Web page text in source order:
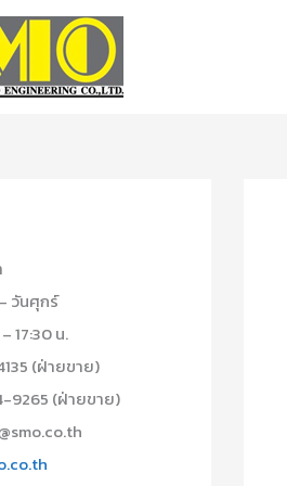
วันศุกร์
17:30 น.
(ฝ่ายขาย)
9265 (ฝ่ายขาย)